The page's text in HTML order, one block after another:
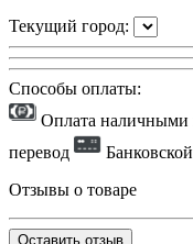
Текущий город:
Способы оплаты:
Оплата наличными
перевод
Отзывы о товаре
Оставить отзыв